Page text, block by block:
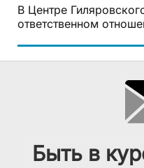
В Центре
ответственном
Быть в